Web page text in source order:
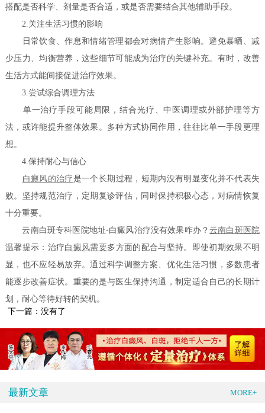
搭配是否科学、剂量是否合适，或是否需要结合其他辅助手段。
2.关注生活习惯的影响
日常饮食、作息和情绪管理都会对病情产生影响。避免暴晒、减
少压力、均衡营养，这些细节可能成为治疗的关键补充。有时，改善
生活方式能间接促进治疗效果。
3.尝试综合调理方法
单一治疗手段可能局限，结合光疗、中医调理或外部护理等方
法，或许能提升整体效果。多种方式协同作用，往往比单一手段更理
想。
4.保持耐心与信心
白癜风的治疗是一个长期过程，短期内没有明显变化并不代表失
败。坚持规范治疗，定期复诊评估，同时保持积极心态，对病情恢复
十分重要。
云南白斑专科医院地址-白癜风治疗没有效果咋办？云南白斑医院
温馨提示：治疗白癜风需要多方面的配合与坚持。即使初期效果不明
显，也不应轻易放弃。通过科学调整方案、优化生活习惯，多数患者
能逐步改善症状。重要的是与医生保持沟通，制定适合自己的长期计
划，耐心等待好转的契机。
下一篇：没有了
最新文章 MORE+